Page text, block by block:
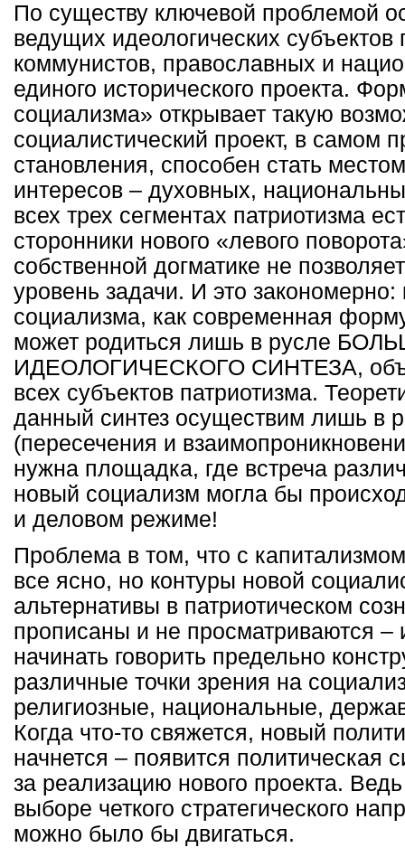
По существу ключевой проблемой
ведущих идеологических субъектов
коммунистов, православных и
единого исторического проекта.
социализма» открывает такую
социалистический проект, в самом
становления, способен стать
интересов – духовных,
всех трех сегментах патриотизма
сторонники нового «левого
собственной догматике не
уровень задачи. И это закономерно:
социализма, как современная
может родиться лишь в русле
ИДЕОЛОГИЧЕСКОГО СИНТЕЗА,
всех субъектов патриотизма.
данный синтез осуществим лишь в
(пересечения и
нужна площадка, где встреча
новый социализм могла бы
и деловом режиме!
Проблема в том, что с
все ясно, но контуры новой
альтернативы в патриотическом
прописаны и не просматриваются –
начинать говорить предельно
различные точки зрения на
религиозные, национальные,
Когда что-то свяжется, новый
начнется – появится политическая
за реализацию нового проекта.
выборе четкого стратегического
можно было бы двигаться.